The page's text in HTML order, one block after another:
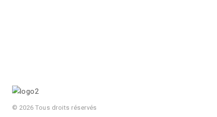
© 2026 Tous droits réservés